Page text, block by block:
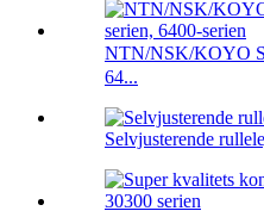
NTN/NSK/KOYO
64...
Selvjusterende